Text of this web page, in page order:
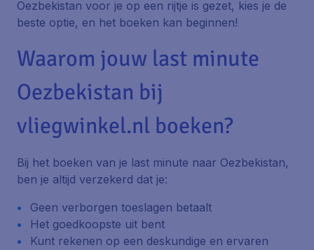
Oezbekistan voor je op een rijtje is gezet, kies je de
beste optie, en het boeken kan beginnen!
Waarom jouw last minute
Oezbekistan bij
vliegwinkel.nl boeken?
Bij het boeken van je last minute naar Oezbekistan,
ben je altijd verzekerd dat je:
Geen verborgen toeslagen betaalt
Het goedkoopste uit bent
Kunt rekenen op een deskundige en ervaren